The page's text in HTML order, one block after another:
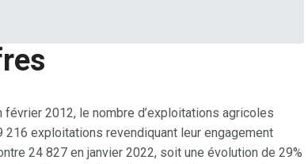
2012, le nombre d’exploitations agricoles
exploitations revendiquant leur engagement
24 827 en janvier 2022, soit une évolution de 29%